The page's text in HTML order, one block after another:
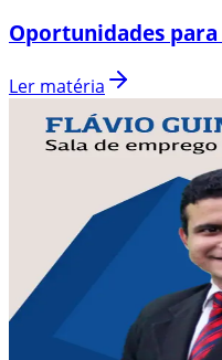
Oportunidades para
Ler matéria